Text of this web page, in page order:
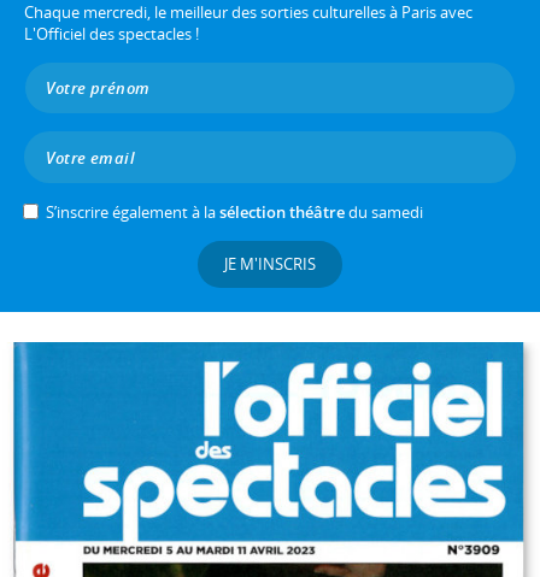
Chaque mercredi, le meilleur des sorties culturelles à Paris avec
L'Officiel des spectacles !
S’inscrire également à lasélection théâtredu samedi
JE M'INSCRIS